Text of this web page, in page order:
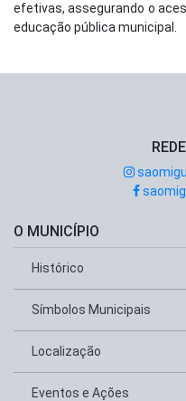
efetivas, assegurando o
educação pública municipal.
O MUNICÍPIO
Histórico
Símbolos Municipais
Localização
Eventos e Ações